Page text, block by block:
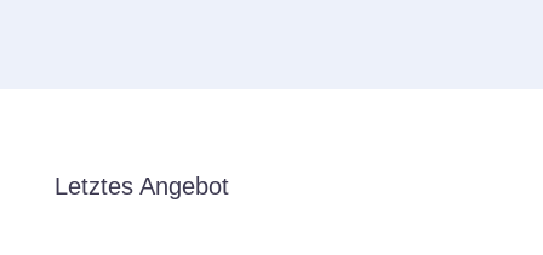
Letztes Angebot